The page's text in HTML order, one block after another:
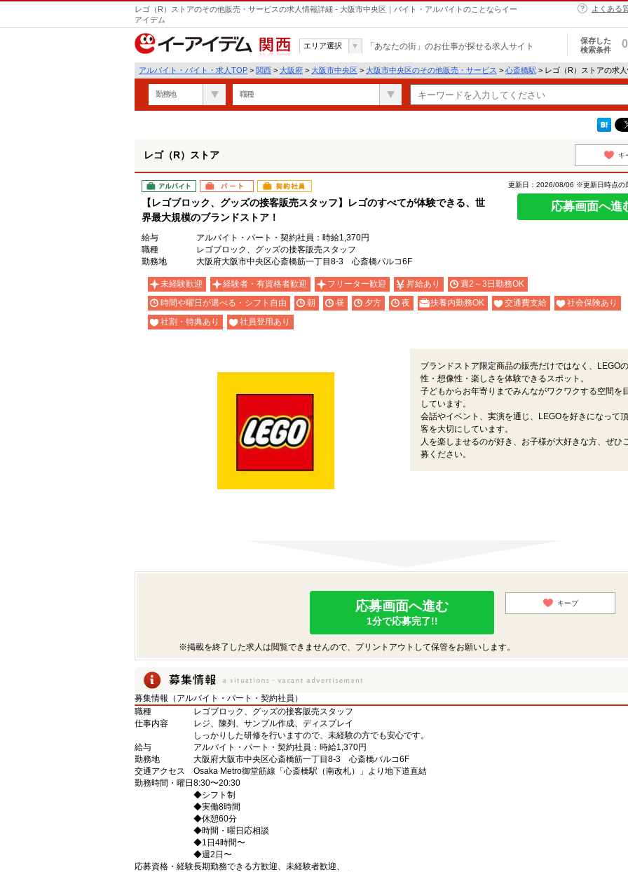
レゴ（R）ストアのその他販売・サービスの求人情報詳細 - 大阪市中央区｜バイト・アルバイトのことならイー
アイデム
よくある
関西
エリア選択 「あなたの街」のお仕事が探せる求人サイト
保存した
検索条件
0
アルバイト・バイト・求人TOP > 関西 > 大阪府 > 大阪市中央区 > 大阪市中央区のその他販売・サービス > 心斎橋駅 > レゴ（R）ストアの求
勤務地 職種
レゴ（R）ストア キ
アルバイト パート 契約社員
【レゴブロック、グッズの接客販売スタッフ】レゴのすべてが体験できる、世
界最大規模のブランドストア！
更新日：2026/08/06 ※更新日時点の
応募画面へ進
給与
アルバイト・パート・契約社員：時給1,370円
職種
レゴブロック、グッズの接客販売スタッフ
勤務地
大阪府大阪市中央区心斎橋筋一丁目8-3 心斎橋パルコ6F
未経験歓迎 経験者・有資格者歓迎 フリーター歓迎 昇給あり
週2～3日勤務OK
時間や曜日が選べる・シフト自由
朝 昼 夕方 夜 扶養内勤務OK 交通費支給
社会保険あり
社割・特典あり
社員登用あり
ブランドストア限定商品の販売だけではなく、LEGO
性・想像性・楽しさを体験できるスポット。
子どもからお年寄りまでみんながワクワクする空間を
しています。
会話やイベント、実演を通じ、LEGOを好きになって
客を大切にしています。
人を楽しませるのが好き、お子様が大好きな方、ぜひ
募ください。
応募画面へ進む
1分で応募完了!!
キープ
※掲載を終了した求人は閲覧できませんので、プリントアウトして保管をお願いします。
募集情報（アルバイト・パート・契約社員）
職種
レゴブロック、グッズの接客販売スタッフ
仕事内容
レジ、陳列、サンプル作成、ディスプレイ
しっかりした研修を行いますので、未経験の方でも安心です。
給与
アルバイト・パート・契約社員：時給1,370円
勤務地
大阪府大阪市中央区心斎橋筋一丁目8-3 心斎橋パルコ6F
交通アクセス
Osaka Metro御堂筋線「心斎橋駅（南改札）」より地下道直結
勤務時間・曜日 8:30〜20:30
◆シフト制
◆実働8時間
◆休憩60分
◆時間・曜日応相談
◆1日4時間〜
◆週2日〜
応募資格・経験長期勤務できる方歓迎、未経験者歓迎、